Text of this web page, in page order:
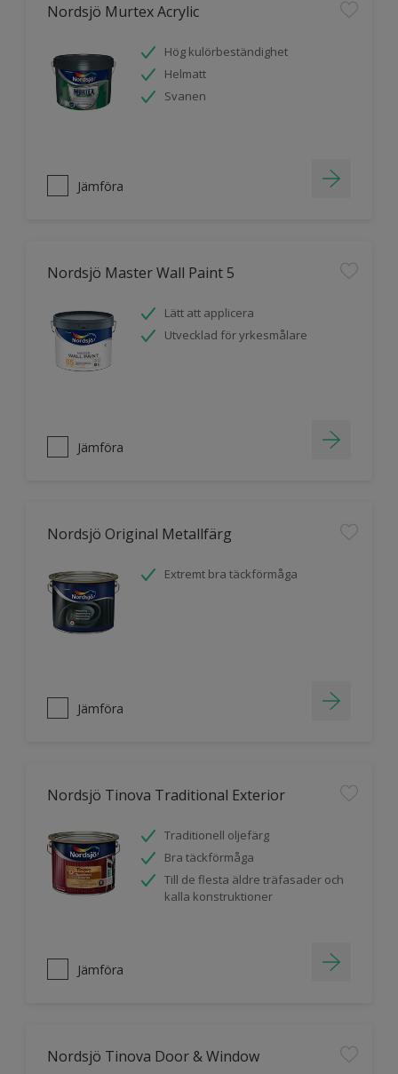
Nordsjö Murtex Acrylic
Hög kulörbeständighet
Helmatt
Svanen
Jämföra
Nordsjö Master Wall Paint 5
Lätt att applicera
Utvecklad för yrkesmålare
Jämföra
Nordsjö Original Metallfärg
Extremt bra täckförmåga
Jämföra
Nordsjö Tinova Traditional Exterior
Traditionell oljefärg
Bra täckförmåga
Till de flesta äldre träfasader och
kalla konstruktioner
Jämföra
Nordsjö Tinova Door & Window